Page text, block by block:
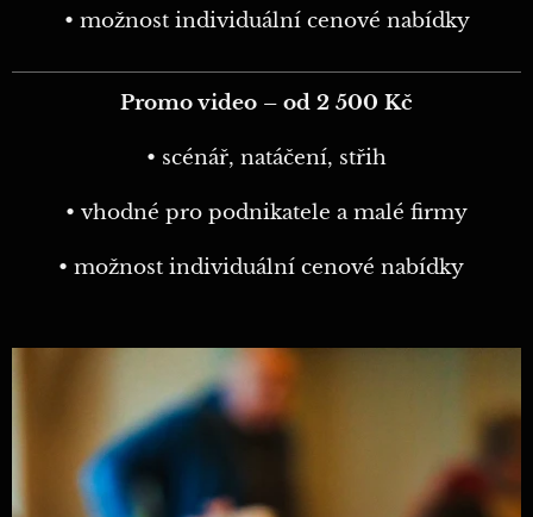
• možnost individuální cenové nabídky
Promo video – od 2 500 Kč
• scénář, natáčení, střih
• vhodné pro podnikatele a malé firmy
• možnost individuální cenové nabídky